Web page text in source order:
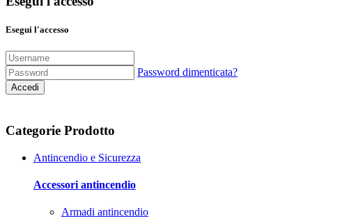
Esegui l'accesso
Password dimenticata?
Accedi
Categorie Prodotto
Antincendio e Sicurezza
Accessori antincendio
Armadi antincendio